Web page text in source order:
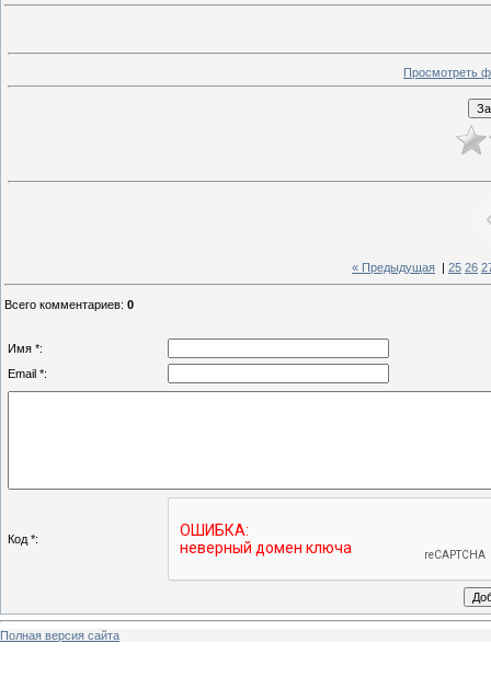
Просмотреть
« Предыдущая 25 26
Всего комментариев: 0
Имя *:
Email *:
Код *:
Полная версия сайта